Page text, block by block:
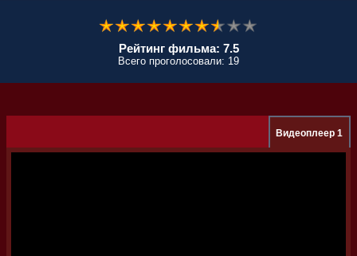
Рейтинг фильма: 7.5
Всего проголосовали: 19
Видеоплеер 1